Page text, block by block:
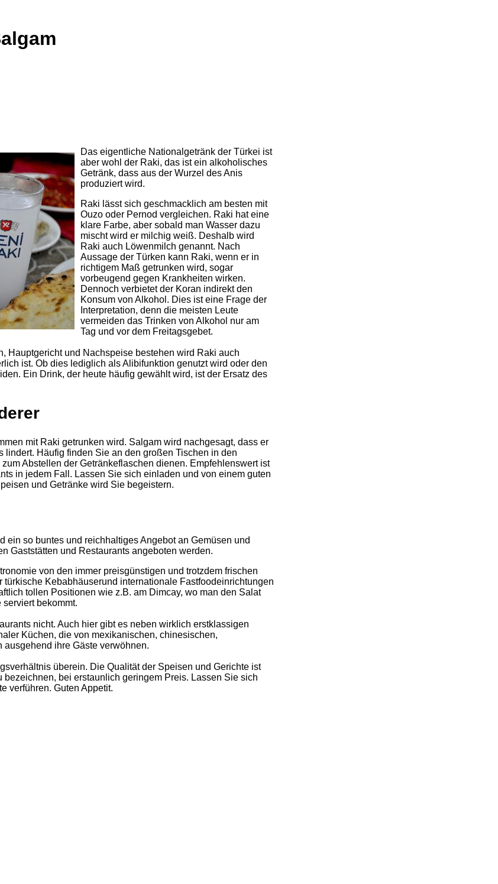
Das eigentliche Nationalgetränk der Türkei ist
aber wohl der Raki, das ist ein alkoholisches
Getränk, dass aus der Wurzel des Anis
produziert wird.
Raki lässt sich geschmacklich am besten mit
Ouzo oder Pernod vergleichen. Raki hat eine
klare Farbe, aber sobald man Wasser dazu
mischt wird er milchig weiß. Deshalb wird
Raki auch Löwenmilch genannt. Nach
Aussage der Türken kann Raki, wenn er in
richtigem Maß getrunken wird, sogar
vorbeugend gegen Krankheiten wirken.
Dennoch verbietet der Koran indirekt den
Konsum von Alkohol. Dies ist eine Frage der
Interpretation, denn die meisten Leute
vermeiden das Trinken von Alkohol nur am
Tag und vor dem Freitagsgebet.
Hauptgericht und Nachspeise bestehen wird Raki auch
ist. Ob dies lediglich als Alibifunktion genutzt wird oder den
Ein Drink, der heute häufig gewählt wird, ist der Ersatz des
mit Raki getrunken wird. Salgam wird nachgesagt, dass er
Häufig finden Sie an den großen Tischen in den
Abstellen der Getränkeflaschen dienen. Empfehlenswert ist
in jedem Fall. Lassen Sie sich einladen und von einem guten
und Getränke wird Sie begeistern.
ein so buntes und reichhaltiges Angebot an Gemüsen und
Gaststätten und Restaurants angeboten werden.
von den immer preisgünstigen und trotzdem frischen
Kebabhäuserund internationale Fastfoodeinrichtungen
tollen Positionen wie z.B. am Dimcay, wo man den Salat
bekommt.
nicht. Auch hier gibt es neben wirklich erstklassigen
Küchen, die von mexikanischen, chinesischen,
ihre Gäste verwöhnen.
überein. Die Qualität der Speisen und Gerichte ist
bei erstaunlich geringem Preis. Lassen Sie sich
verführen. Guten Appetit.